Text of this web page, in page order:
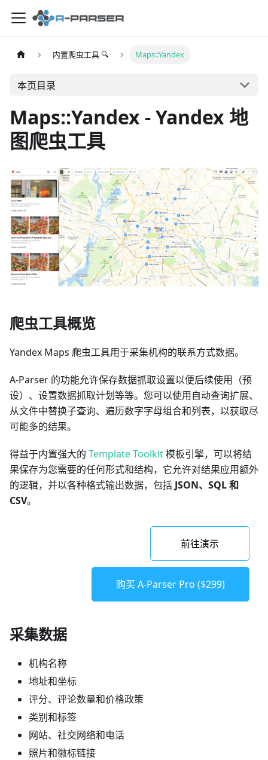
内置爬虫工具 🔍 Maps::Yandex
本页目录
Maps::Yandex - Yandex 地
图爬虫工具
爬虫工具概览
Yandex Maps 爬虫工具用于采集机构的联系方式数据。
A-Parser 的功能允许保存数据抓取设置以便后续使用（预
设）、设置数据抓取计划等等。您可以使用自动查询扩展、
从文件中替换子查询、遍历数字字母组合和列表，以获取尽
可能多的结果。
得益于内置强大的 Template Toolkit模板引擎，可以将结
果保存为您需要的任何形式和结构，它允许对结果应用额外
的逻辑，并以各种格式输出数据，包括 JSON、SQL 和
CSV。
前往演示
购买 A-Parser Pro ($299)
采集数据
机构名称
地址和坐标
评分、评论数量和价格政策
类别和标签
网站、社交网络和电话
照片和徽标链接